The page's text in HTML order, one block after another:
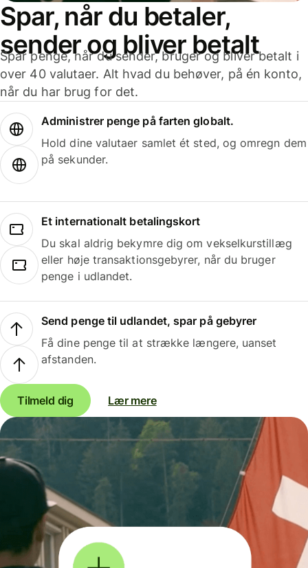
Spar, når du betaler,
sender og bliver betalt
Spar penge, når du sender, bruger og bliver betalt i
over 40 valutaer. Alt hvad du behøver, på én konto,
når du har brug for det.
Administrer penge på farten globalt.
Hold dine valutaer samlet ét sted, og omregn dem
på sekunder.
Et internationalt betalingskort
Du skal aldrig bekymre dig om vekselkurstillæg
eller høje transaktionsgebyrer, når du bruger
penge i udlandet.
Send penge til udlandet, spar på gebyrer
Få dine penge til at strække længere, uanset
afstanden.
Tilmeld dig Lær mere